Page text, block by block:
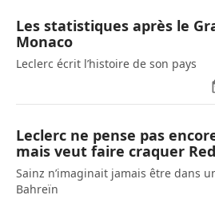
Les statistiques après le
Monaco
Leclerc écrit l’histoire de son pays
Leclerc ne pense pas
mais veut faire craquer
Sainz n’imaginait jamais être dans
Bahreïn